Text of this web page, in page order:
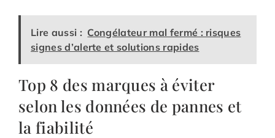
Lire aussi : Congélateur mal fermé : risques
signes d’alerte et solutions rapides
Top 8 des marques à éviter
selon les données de pannes et
la fiabilité